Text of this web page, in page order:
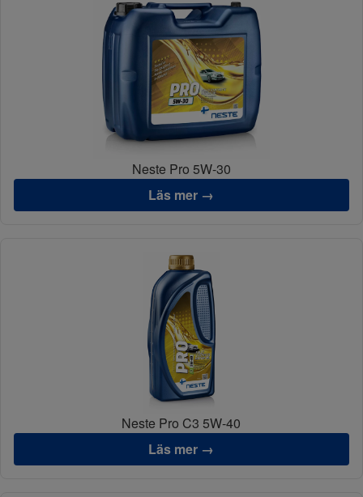
Neste Pro 5W-30
Läs mer →
Neste Pro C3 5W-40
Läs mer →